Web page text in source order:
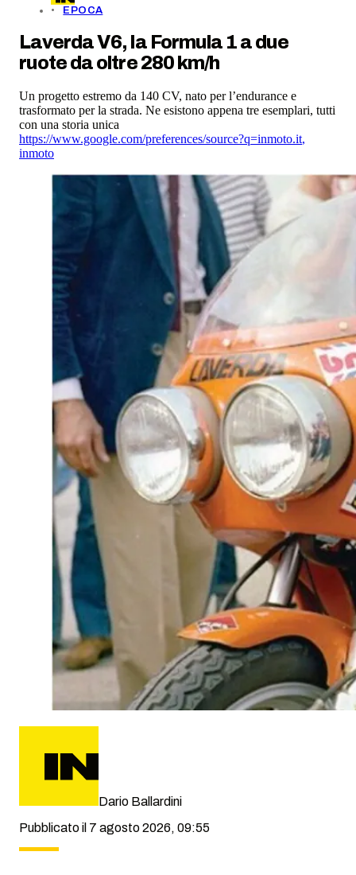
EPOCA
Laverda V6, la Formula 1 a due
ruote da oltre 280 km/h
Un progetto estremo da 140 CV, nato per l’endurance e
trasformato per la strada. Ne esistono appena tre esemplari, tutti
con una storia unica
https://www.google.com/preferences/source?q=inmoto.it,
inmoto
Dario Ballardini
Pubblicato il 7 agosto 2026, 09:55